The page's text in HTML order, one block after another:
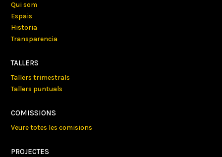
Qui som
Espais
Historia
Transparencia
TALLERS
Tallers trimestrals
Tallers puntuals
COMISSIONS
Veure totes les comisions
PROJECTES